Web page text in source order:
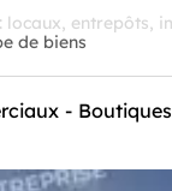
de biens
- Boutiques